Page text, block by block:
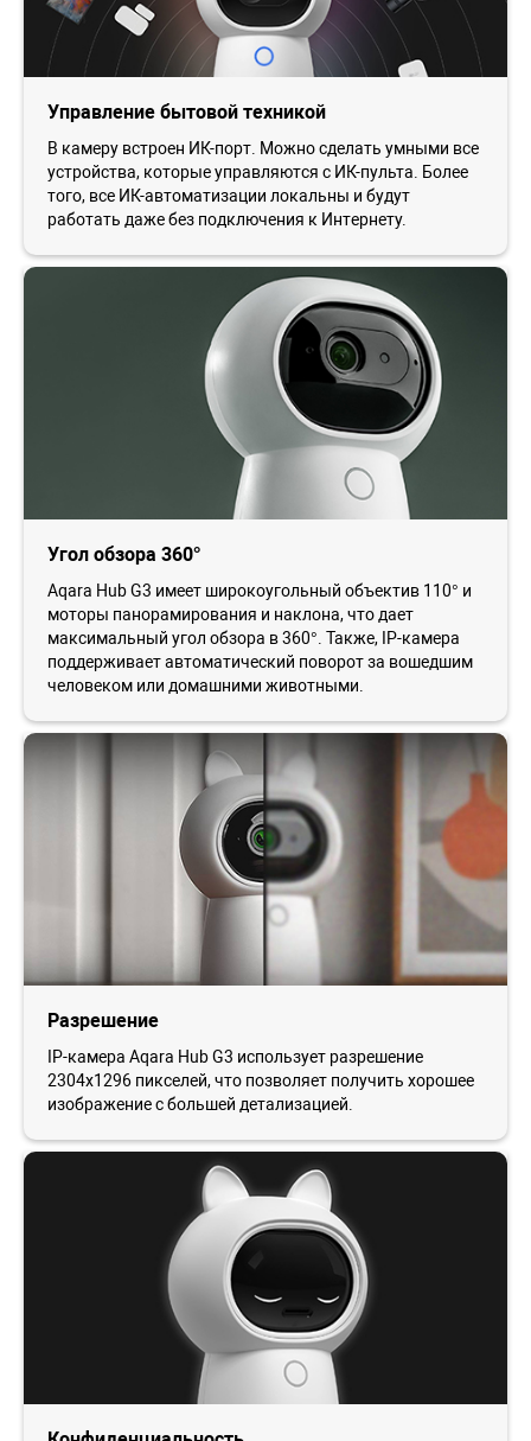
Управление бытовой техникой
В камеру встроен ИК-порт. Можно сделать умными все
устройства, которые управляются с ИК-пульта. Более
того, все ИК-автоматизации локальны и будут
работать даже без подключения к Интернету.
Угол обзора 360°
Aqara Hub G3 имеет широкоугольный объектив 110° и
моторы панорамирования и наклона, что дает
максимальный угол обзора в 360°. Также, IP-камера
поддерживает автоматический поворот за вошедшим
человеком или домашними животными.
Разрешение
IP-камера Aqara Hub G3 использует разрешение
2304x1296 пикселей, что позволяет получить хорошее
изображение с большей детализацией.